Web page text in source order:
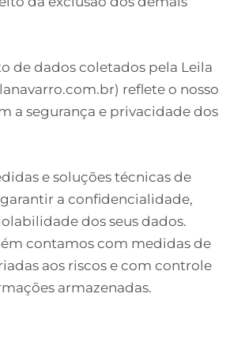
de dados coletados pela Leila
reflete o nosso
a segurança e privacidade dos
e soluções técnicas de
a confidencialidade,
dos seus dados.
contamos com medidas de
aos riscos e com controle
armazenadas.